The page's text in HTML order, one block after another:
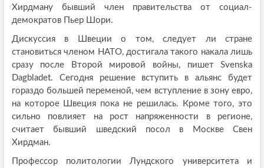
Хирдману бывший член правительства от социал-
демократов Пьер Шори.
Дискуссия в Швеции о том, следует ли стране
становиться членом НАТО, достигала такого накала лишь
сразу после Второй мировой войны, пишет Svenska
Dagbladet. Сегодня решение вступить в альянс будет
гораздо большей переменой, чем вступление в зону евро,
на которое Швеция пока не решилась. Кроме того, это
сильно повлияет на рост напряженности в регионе,
считает бывший шведский посол в Москве Свен
Хирдман.
Профессор политологии Лундского университета и